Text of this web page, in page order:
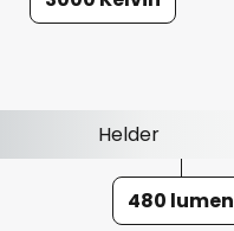
Helder
480 lumen